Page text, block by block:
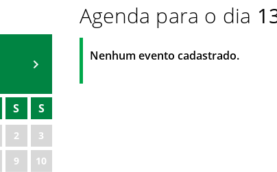
S S
2
3
9
10
Agenda para o dia
Nenhum evento cadastrado.